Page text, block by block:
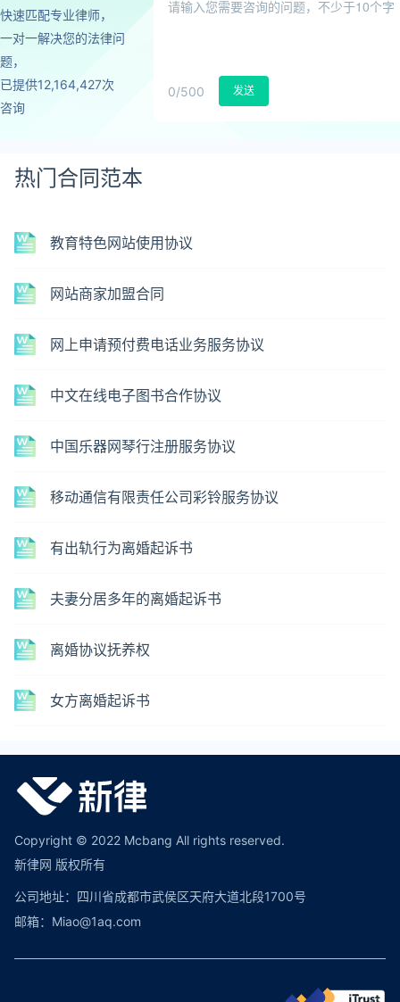
快速匹配专业律师，
一对一解决您的法律问
题，
已提供12,164,427次
咨询
0/500 发送
热门合同范本
教育特色网站使用协议
网站商家加盟合同
网上申请预付费电话业务服务协议
中文在线电子图书合作协议
中国乐器网琴行注册服务协议
移动通信有限责任公司彩铃服务协议
有出轨行为离婚起诉书
夫妻分居多年的离婚起诉书
离婚协议抚养权
女方离婚起诉书
Copyright © 2022 Mcbang All rights reserved.
新律网 版权所有
公司地址：四川省成都市武侯区天府大道北段1700号
邮箱：Miao@1aq.com